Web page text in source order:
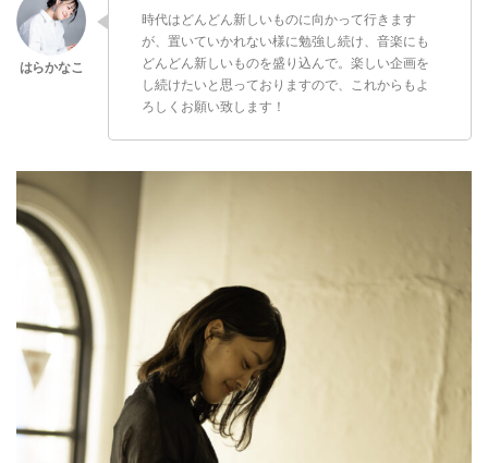
時代はどんどん新しいものに向かって行きます
が、置いていかれない様に勉強し続け、音楽にも
どんどん新しいものを盛り込んで。楽しい企画を
し続けたいと思っておりますので、これからもよ
ろしくお願い致します！